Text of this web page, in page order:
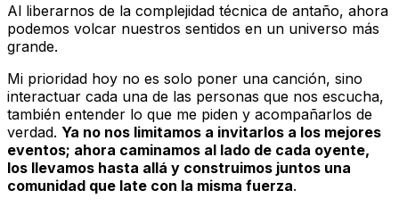
Al liberarnos de la complejidad técnica de antaño, ahora
podemos volcar nuestros sentidos en un universo más
grande.
Mi prioridad hoy no es solo poner una canción, sino
interactuar cada una de las personas que nos escucha,
también entender lo que me piden y acompañarlos de
verdad. Ya no nos limitamos a invitarlos a los mejores
eventos; ahora caminamos al lado de cada oyente,
los llevamos hasta allá y construimos juntos una
comunidad que late con la misma fuerza.